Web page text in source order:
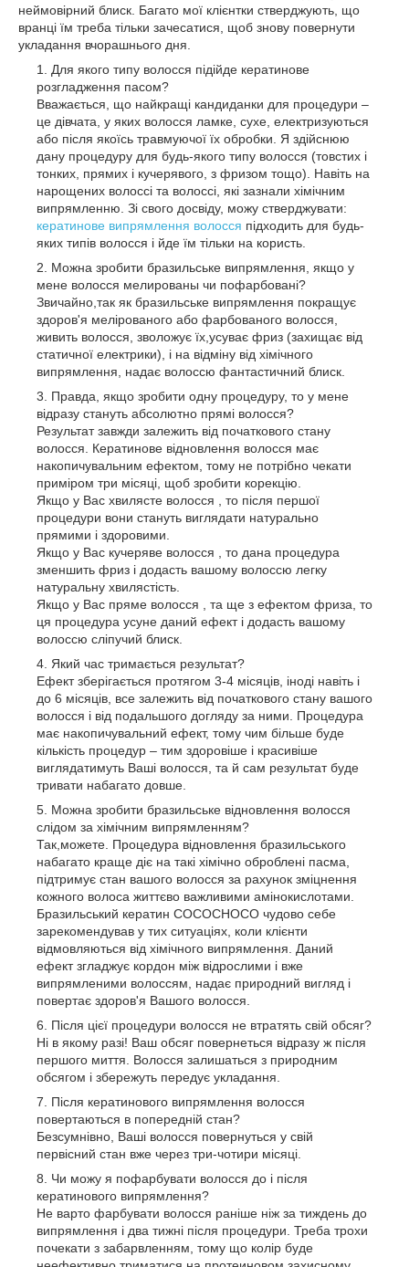
неймовірний блиск. Багато мої клієнтки стверджують, що
вранці їм треба тільки зачесатися, щоб знову повернути
укладання вчорашнього дня.
Для якого типу волосся підійде кератинове
розгладження пасом?
Вважається, що найкращі кандиданки для процедури –
це дівчата, у яких волосся ламке, сухе, електризуються
або після якоїсь травмуючої їх обробки. Я здійснюю
дану процедуру для будь-якого типу волосся (товстих і
тонких, прямих і кучерявого, з фризом тощо). Навіть на
нарощених волоссі та волоссі, які зазнали хімічним
випрямленню. Зі свого досвіду, можу стверджувати:
кератинове випрямлення волосся підходить для будь-
яких типів волосся і йде їм тільки на користь.
Можна зробити бразильське випрямлення, якщо у
мене волосся мелированы чи пофарбовані?
Звичайно,так як бразильське випрямлення покращує
здоров'я мелірованого або фарбованого волосся,
живить волосся, зволожує їх,усуває фриз (захищає від
статичної електрики), і на відміну від хімічного
випрямлення, надає волоссю фантастичний блиск.
Правда, якщо зробити одну процедуру, то у мене
відразу стануть абсолютно прямі волосся?
Результат завжди залежить від початкового стану
волосся. Кератинове відновлення волосся має
накопичувальним ефектом, тому не потрібно чекати
приміром три місяці, щоб зробити корекцію.
Якщо у Вас хвилясте волосся , то після першої
процедури вони стануть виглядати натурально
прямими і здоровими.
Якщо у Вас кучеряве волосся , то дана процедура
зменшить фриз і додасть вашому волоссю легку
натуральну хвилястість.
Якщо у Вас пряме волосся , та ще з ефектом фриза, то
ця процедура усуне даний ефект і додасть вашому
волоссю сліпучий блиск.
Який час тримається результат?
Ефект зберігається протягом 3-4 місяців, іноді навіть і
до 6 місяців, все залежить від початкового стану вашого
волосся і від подальшого догляду за ними. Процедура
має накопичувальний ефект, тому чим більше буде
кількість процедур – тим здоровіше і красивіше
виглядатимуть Ваші волосся, та й сам результат буде
тривати набагато довше.
Можна зробити бразильське відновлення волосся
слідом за хімічним випрямленням?
Так,можете. Процедура відновлення бразильського
набагато краще діє на такі хімічно оброблені пасма,
підтримує стан вашого волосся за рахунок зміцнення
кожного волоса життєво важливими амінокислотами.
Бразильський кератин COCOCHOCO чудово себе
зарекомендував у тих ситуаціях, коли клієнти
відмовляються від хімічного випрямлення. Даний
ефект згладжує кордон між відрослими і вже
випрямленими волоссям, надає природний вигляд і
повертає здоров'я Вашого волосся.
Після цієї процедури волосся не втратять свій обсяг?
Ні в якому разі! Ваш обсяг повернеться відразу ж після
першого миття. Волосся залишаться з природним
обсягом і збережуть передує укладання.
Після кератинового випрямлення волосся
повертаються в попередній стан?
Безсумнівно, Ваші волосся повернуться у свій
первісний стан вже через три-чотири місяці.
Чи можу я пофарбувати волосся до і після
кератинового випрямлення?
Не варто фарбувати волосся раніше ніж за тиждень до
випрямлення і два тижні після процедури. Треба трохи
почекати з забарвленням, тому що колір буде